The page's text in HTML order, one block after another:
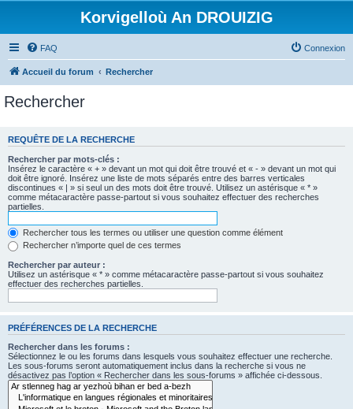
Korvigelloù An DROUIZIG
FAQ Connexion
Accueil du forum Rechercher
Rechercher
REQUÊTE DE LA RECHERCHE
Rechercher par mots-clés :
Insérez le caractère « + » devant un mot qui doit être trouvé et « - » devant un mot qui
doit être ignoré. Insérez une liste de mots séparés entre des barres verticales
discontinues « | » si seul un des mots doit être trouvé. Utilisez un astérisque « * »
comme métacaractère passe-partout si vous souhaitez effectuer des recherches
partielles.
Rechercher tous les termes ou utiliser une question comme élément
Rechercher n’importe quel de ces termes
Rechercher par auteur :
Utilisez un astérisque « * » comme métacaractère passe-partout si vous souhaitez
effectuer des recherches partielles.
PRÉFÉRENCES DE LA RECHERCHE
Rechercher dans les forums :
Sélectionnez le ou les forums dans lesquels vous souhaitez effectuer une recherche.
Les sous-forums seront automatiquement inclus dans la recherche si vous ne
désactivez pas l’option « Rechercher dans les sous-forums » affichée ci-dessous.